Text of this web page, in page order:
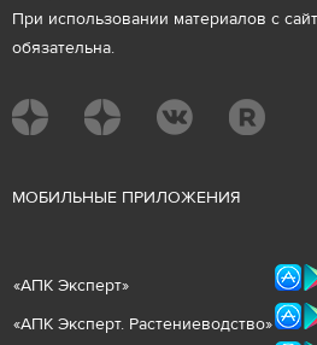
При использовании материалов с
обязательна.
МОБИЛЬНЫЕ ПРИЛОЖЕНИЯ
«АПК Эксперт»
«АПК Эксперт. Растениеводство»